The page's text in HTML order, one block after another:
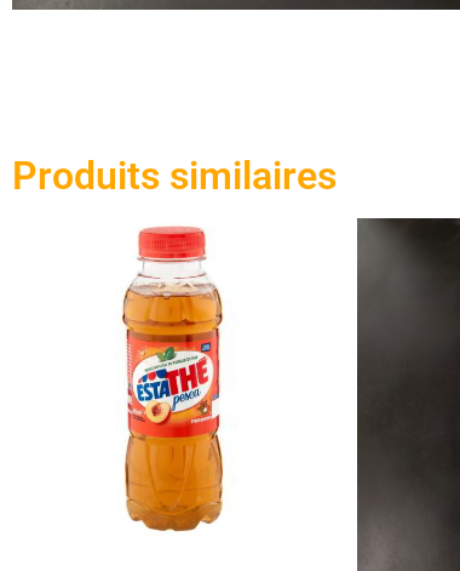
Produits similaires